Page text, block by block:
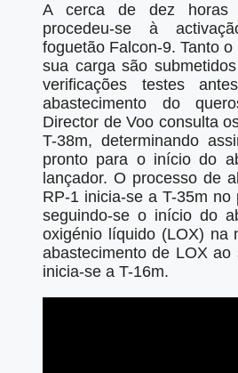
A cerca de dez horas
procedeu-se à
foguetão Falcon-9. Tanto
sua carga são
verificações testes
abastecimento do
Director de Voo consulta
T-38m, determinando
pronto para o início do
lançador. O processo de
RP-1 inicia-se a T-35m no
seguindo-se o início do
oxigénio líquido (LOX) na
abastecimento de LOX ao
inicia-se a T-16m.